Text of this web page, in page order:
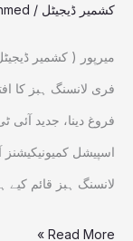
کشمیر ڈیجیٹل /
میرپور ( کشمیر
فری لانسنگ ہبز کا
فروغ دینا، جدید آئی
اسپیشل کمیونیکیشنز
لانسنگ ہبز قائم
افتتاح
Read More »